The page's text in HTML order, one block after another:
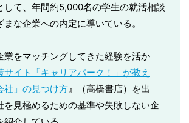
して、年間約5,000名の学生の就活相談
な企業への内定に導いている。
業をマッチングしてきた経験を活か
サイト「キャリアパーク！」が教え
」の見つけ方』（高橋書店）を出
を見極めるための基準や失敗しない企